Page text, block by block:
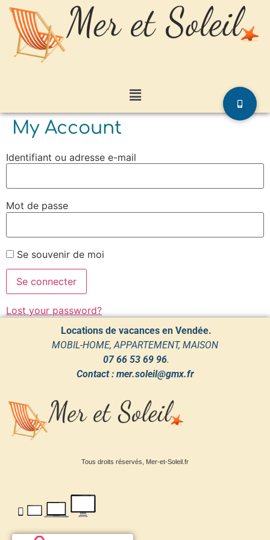
My Account
Identifiant ou adresse e-mail
Mot de passe
Se souvenir de moi
Lost your password?
Locations de vacances en Vendée.
MOBIL-HOME, APPARTEMENT, MAISON
07 66 53 69 96.
Contact : mer.soleil@gmx.fr
Tous droits réservés, Mer-et-Soleil.fr